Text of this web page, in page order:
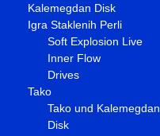
Kalemegdan Disk
Igra Staklenih Perli
Soft Explosion Live
Inner Flow
Drives
Tako
Tako und Kalemegdan
Disk